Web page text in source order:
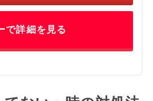
で詳細を見る